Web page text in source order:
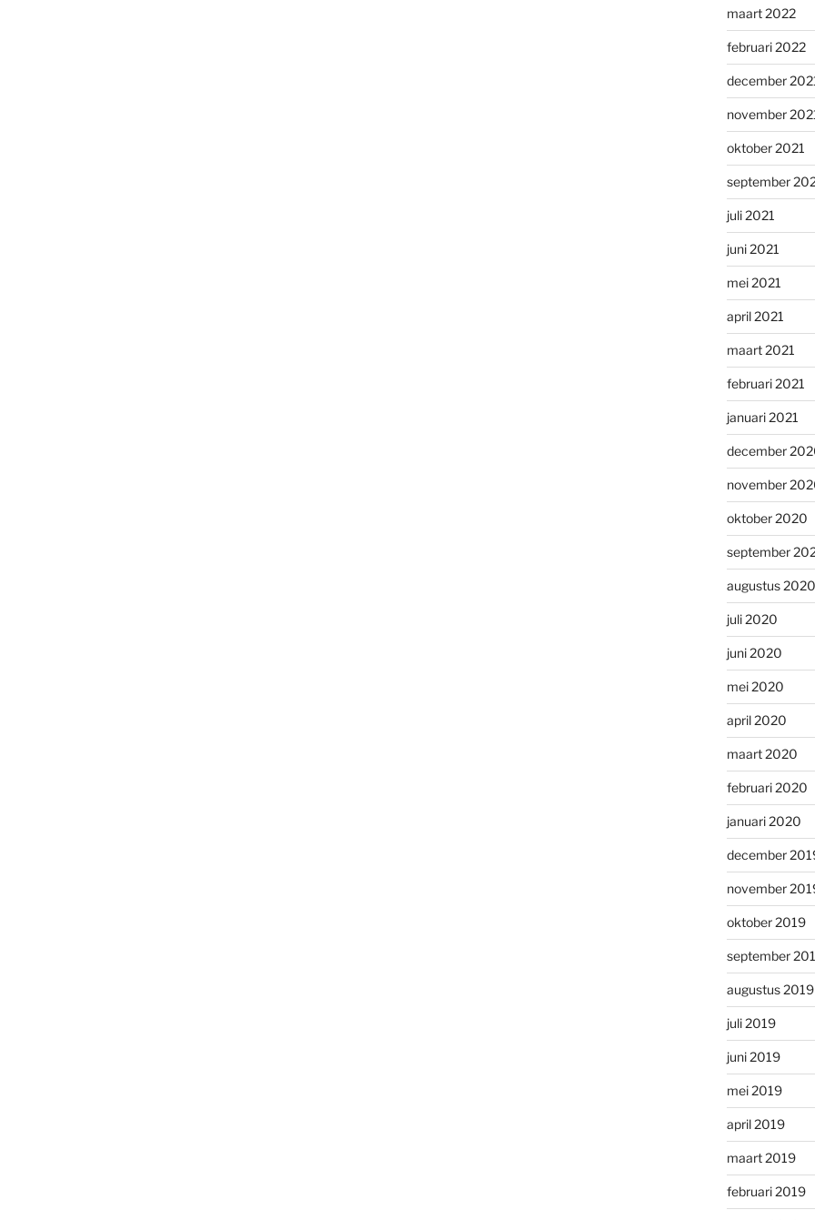
maart 2022
februari 2022
december
november
oktober 2021
september
juli 2021
juni 2021
mei 2021
april 2021
maart 2021
februari 2021
januari 2021
december
november
oktober 2020
september
augustus 2020
juli 2020
juni 2020
mei 2020
april 2020
maart 2020
februari 2020
januari 2020
december
november
oktober 2019
september
augustus 2019
juli 2019
juni 2019
mei 2019
april 2019
maart 2019
februari 2019